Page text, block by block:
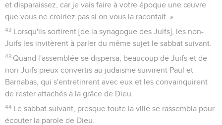
et disparaissez, car je vais faire à votre époque une œuvre
que vous ne croiriez pas si on vous la racontait. »
42 Lorsqu'ils sortirent [de la synagogue des Juifs], les non-
Juifs les invitèrent à parler du même sujet le sabbat suivant.
43 Quand l'assemblée se dispersa, beaucoup de Juifs et de
non-Juifs pieux convertis au judaïsme suivirent Paul et
Barnabas, qui s'entretinrent avec eux et les convainquirent
de rester attachés à la grâce de Dieu.
44 Le sabbat suivant, presque toute la ville se rassembla pour
écouter la parole de Dieu.